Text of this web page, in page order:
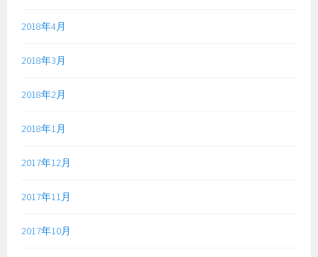
2018年4月
2018年3月
2018年2月
2018年1月
2017年12月
2017年11月
2017年10月